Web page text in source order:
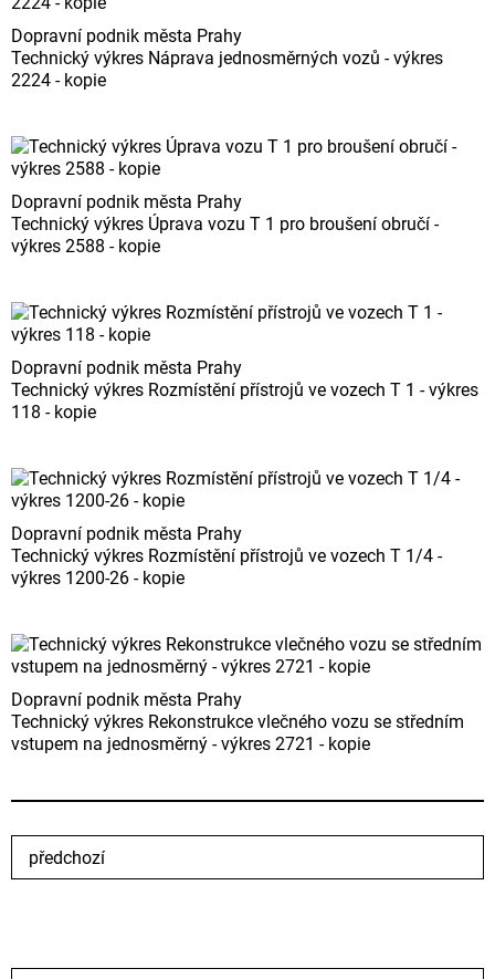
Dopravní podnik města Prahy
Technický výkres Náprava jednosměrných vozů - výkres
2224 - kopie
Dopravní podnik města Prahy
Technický výkres Úprava vozu T 1 pro broušení obručí -
výkres 2588 - kopie
Dopravní podnik města Prahy
Technický výkres Rozmístění přístrojů ve vozech T 1 - výkres
118 - kopie
Dopravní podnik města Prahy
Technický výkres Rozmístění přístrojů ve vozech T 1/4 -
výkres 1200-26 - kopie
Dopravní podnik města Prahy
Technický výkres Rekonstrukce vlečného vozu se středním
vstupem na jednosměrný - výkres 2721 - kopie
předchozí